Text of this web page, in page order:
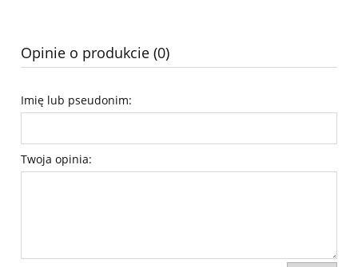
Opinie o produkcie (0)
Imię lub pseudonim:
Twoja opinia: